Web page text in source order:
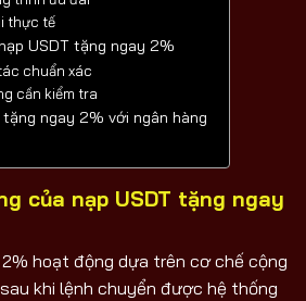
thực tế
USDT tặng ngay 2%
chuẩn xác
cần kiểm tra
ngay 2% với ngân hàng
của nạp USDT tặng ngay
2% hoạt động dựa trên cơ chế cộng
khi lệnh chuyển được hệ thống